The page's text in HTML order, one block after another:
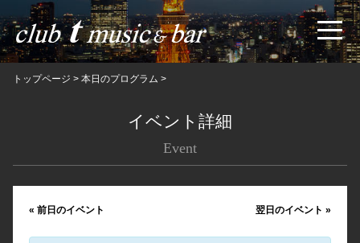
トップページ > 本日のプログラム >
イベント詳細
Event
« 前日のイベント 翌日のイベント»